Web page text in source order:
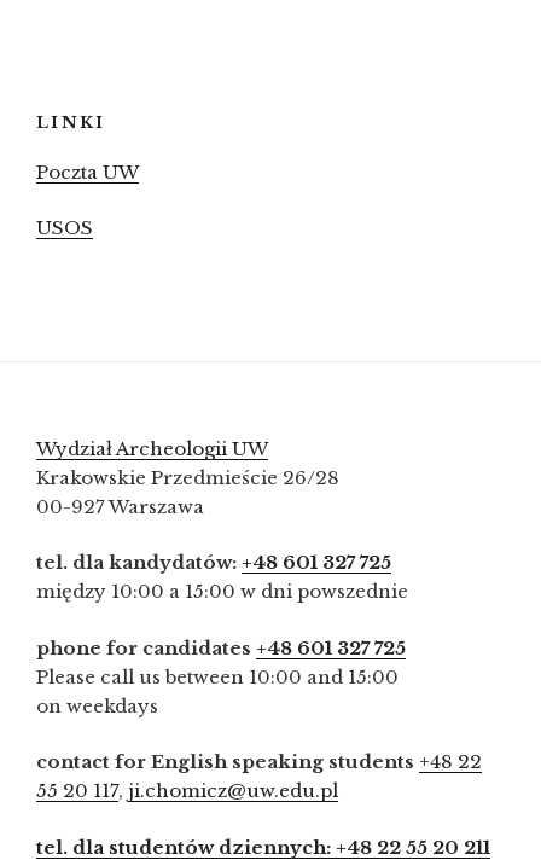
LINKI
Poczta UW
USOS
Wydział Archeologii UW
Krakowskie Przedmieście 26/28
00-927 Warszawa
tel. dla kandydatów: +48 601 327 725
między 10:00 a 15:00 w dni powszednie
phone for candidates +48 601 327 725
Please call us between 10:00 and 15:00
on weekdays
contact for English speaking students +48 22
55 20 117, ji.chomicz@uw.edu.pl
tel. dla studentów dziennych: +48 22 55 20 211